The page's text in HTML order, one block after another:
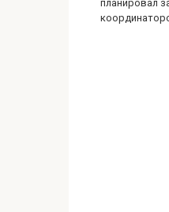
планировал